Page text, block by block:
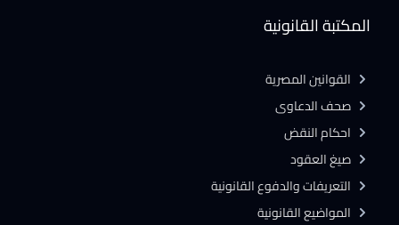
المكتبة القانونية
القوانين المصرية
صحف الدعاوى
احكام النقض
صيغ العقود
التعريفات والدفوع القانونية
المواضيع القانونية